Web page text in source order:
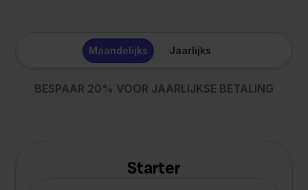
Maandelijks Jaarlijks
BESPAAR 20% VOOR JAARLIJKSE BETALING
Starter